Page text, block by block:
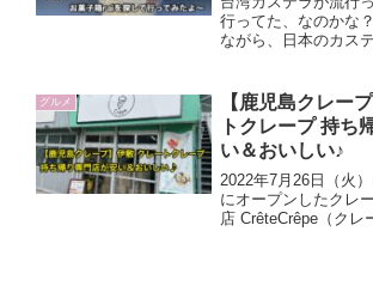
目線で詳しくレビュ
日でも甘いご褒美を
参考になさってくだ
行ってた、なのかな
ながら、日本のカス
ラの自販機ができて
して買いに行ってき
グルメ
【鹿児島クレー
トクレープ 持ち
い＆おいしい♪
2022年7月26日（火
にオープンしたクレ
店 CrêteCrêpe（クレ